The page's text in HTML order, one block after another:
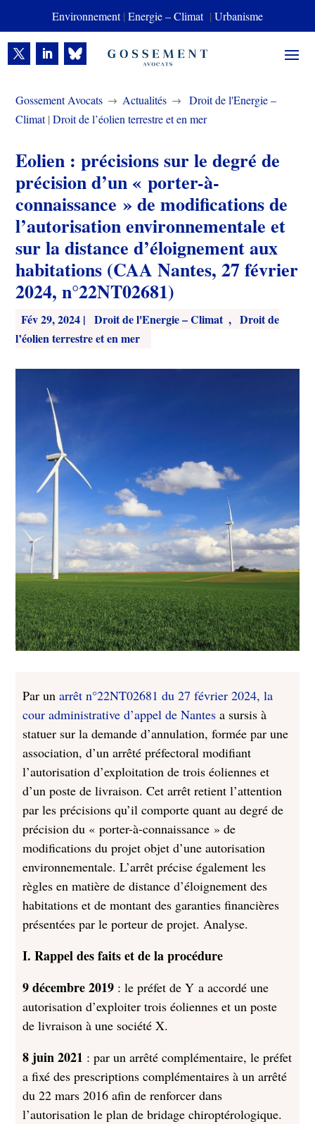
Environnement| Energie – Climat | Urbanisme
Gossement Avocats $ Actualités $
Droit de l'Energie –
Climat|Droit de l’éolien terrestre et en mer
Eolien : précisions sur le degré de
précision d’un « porter-à-
connaissance » de modifications de
l’autorisation environnementale et
sur la distance d’éloignement aux
habitations (CAA Nantes, 27 février
2024, n°22NT02681)
Fév 29, 2024 | Droit de l'Energie – Climat , Droit de
l’éolien terrestre et en mer
Par unarrêt n°22NT02681 du 27 février 2024, la
cour administrative d’appel de Nantes a sursis à
statuer sur la demande d’annulation, formée par une
association, d’un arrêté préfectoral modifiant
l’autorisation d’exploitation de trois éoliennes et
d’un poste de livraison. Cet arrêt retient l’attention
par les précisions qu’il comporte quant au degré de
précision du « porter-à-connaissance » de
modifications du projet objet d’une autorisation
environnementale. L’arrêt précise également les
règles en matière de distance d’éloignement des
habitations et de montant des garanties financières
présentées par le porteur de projet. Analyse.
I. Rappel des faits et de la procédure
9 décembre 2019 : le préfet de Y a accordé une
autorisation d’exploiter trois éoliennes et un poste
de livraison à une société X.
8 juin 2021 : par un arrêté complémentaire, le préfet
a fixé des prescriptions complémentaires à un arrêté
du 22 mars 2016 afin de renforcer dans
l’autorisation le plan de bridage chiroptérologique.